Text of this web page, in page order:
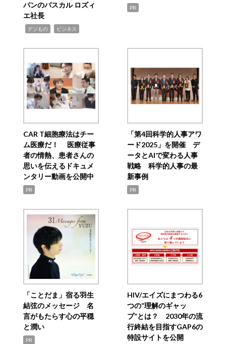
パンのパスカル ロズィ
エ社長
デジもの ビジネス
PR
CAR T細胞療法はチー
ム医療だ！ 医療従事
者の情熱、患者さんの
思いを伝えるドキュメ
ンタリー動画を公開中
PR
「第4回科学的人事アワ
ード2025」を開催 デ
ータとAIで変わる人事
戦略 科学的人事の最
新事例
PR
「ことだま」宿る羽生
結弦のメッセージ 名
言がもたらす心の平穏
と潤い
PR
HIV/エイズにまつわる6
つの“理解のギャッ
プ”とは？ 2030年の流
行終結を目指すGAP6の
特設サイトを公開